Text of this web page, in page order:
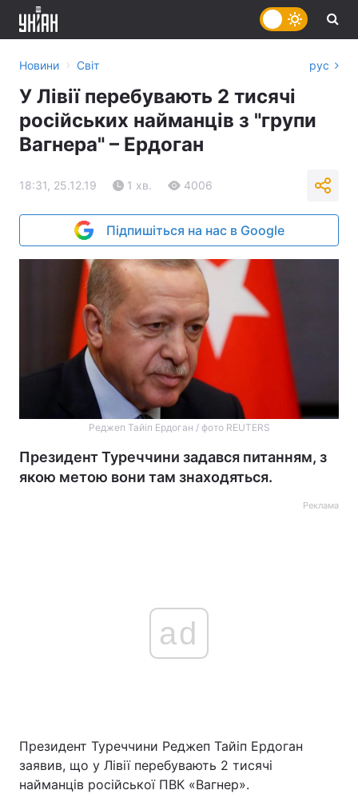
Головна Війна
Новини › Світ рус
У Лівії перебувають 2 тисячі
російських найманців з "групи
Вагнера" – Ердоган
18:31, 25.12.19 1 хв. 4006
Підпишіться на нас в Google
Реджеп Тайіп Ердоган / фото REUTERS
Президент Туреччини задався питанням, з
якою метою вони там знаходяться.
Реклама
ad
Президент Туреччини Реджеп Тайіп Ердоган
заявив, що у Лівії перебувають 2 тисячі
найманців російської ПВК «Вагнер».